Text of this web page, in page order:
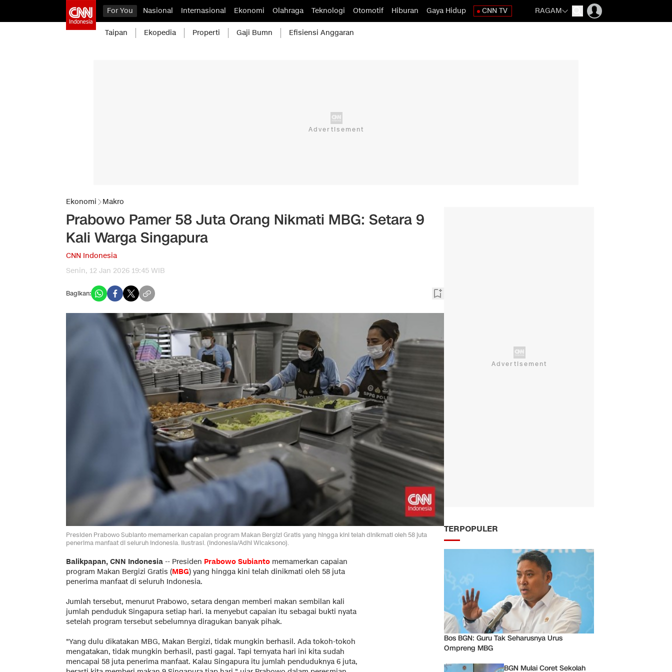
For You Nasional Internasional Ekonomi Olahraga Teknologi Otomotif Hiburan Gaya Hidup CNN TV RAGAM
Taipan Ekopedia Properti Gaji Bumn Efisiensi Anggaran
Ekonomi Makro
Prabowo Pamer 58 Juta Orang Nikmati MBG: Setara 9
Kali Warga Singapura
CNN Indonesia
Senin, 12 Jan 2026 19:45 WIB
Bagikan:
Presiden Prabowo Subianto memamerkan capaian program Makan Bergizi Gratis yang hingga kini telah dinikmati oleh 58 juta
penerima manfaat di seluruh Indonesia. Ilustrasi. (Indonesia/Adhi Wicaksono).
Balikpapan, CNN Indonesia -- Presiden Prabowo Subianto memamerkan capaian
program Makan Bergizi Gratis (MBG) yang hingga kini telah dinikmati oleh 58 juta
penerima manfaat di seluruh Indonesia.
Jumlah tersebut, menurut Prabowo, setara dengan memberi makan sembilan kali
jumlah penduduk Singapura setiap hari. Ia menyebut capaian itu sebagai bukti nyata
setelah program tersebut sebelumnya diragukan banyak pihak.
"Yang dulu dikatakan MBG, Makan Bergizi, tidak mungkin berhasil. Ada tokoh-tokoh
mengatakan, tidak mungkin berhasil, pasti gagal. Tapi ternyata hari ini kita sudah
mencapai 58 juta penerima manfaat. Kalau Singapura itu jumlah penduduknya 6 juta,
TERPOPULER
Bos BGN: Guru Tak Seharusnya Urus
Ompreng MBG
BGN Mulai Coret Sekolah